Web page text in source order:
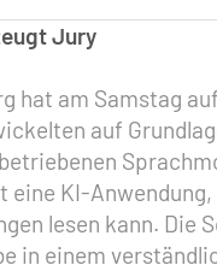
Jury
hat am Samstag
auf
KI-
lesen kann.
in einem